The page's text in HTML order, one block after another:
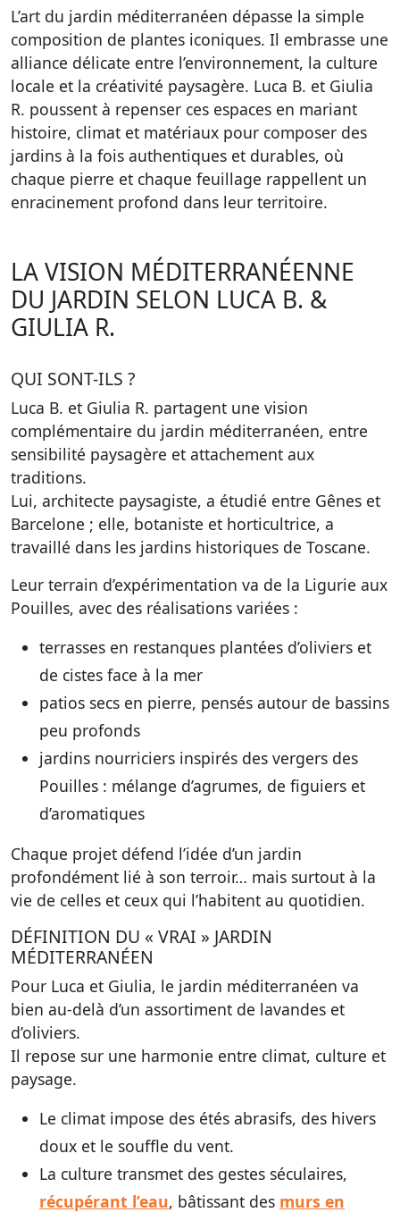
L’art du jardin méditerranéen dépasse la simple
composition de plantes iconiques. Il embrasse une
alliance délicate entre l’environnement, la culture
locale et la créativité paysagère. Luca B. et Giulia
R. poussent à repenser ces espaces en mariant
histoire, climat et matériaux pour composer des
jardins à la fois authentiques et durables, où
chaque pierre et chaque feuillage rappellent un
enracinement profond dans leur territoire.
LA VISION MÉDITERRANÉENNE
DU JARDIN SELON LUCA B. &
GIULIA R.
QUI SONT-ILS ?
Luca B. et Giulia R. partagent une vision
complémentaire du jardin méditerranéen, entre
sensibilité paysagère et attachement aux
traditions.
Lui, architecte paysagiste, a étudié entre Gênes et
Barcelone ; elle, botaniste et horticultrice, a
travaillé dans les jardins historiques de Toscane.
Leur terrain d’expérimentation va de la Ligurie aux
Pouilles, avec des réalisations variées :
terrasses en restanques plantées d’oliviers et
de cistes face à la mer
patios secs en pierre, pensés autour de bassins
peu profonds
jardins nourriciers inspirés des vergers des
Pouilles : mélange d’agrumes, de figuiers et
d’aromatiques
Chaque projet défend l’idée d’un jardin
profondément lié à son terroir… mais surtout à la
vie de celles et ceux qui l’habitent au quotidien.
DÉFINITION DU « VRAI » JARDIN
MÉDITERRANÉEN
Pour Luca et Giulia, le jardin méditerranéen va
bien au-delà d’un assortiment de lavandes et
d’oliviers.
Il repose sur une harmonie entre climat, culture et
paysage.
Le climat impose des étés abrasifs, des hivers
doux et le souffle du vent.
La culture transmet des gestes séculaires,
récupérant l’eau, bâtissant des murs en